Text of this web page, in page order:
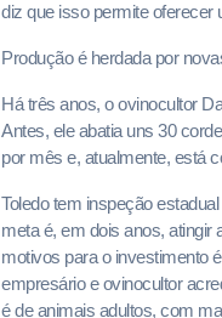
diz que isso permite oferecer
Produção é herdada por
Há três anos, o ovinocultor
Antes, ele abatia uns 30
por mês e, atualmente, está
Toledo tem inspeção
meta é, em dois anos, atingir
motivos para o investimento
empresário e ovinocultor
é de animais adultos, com